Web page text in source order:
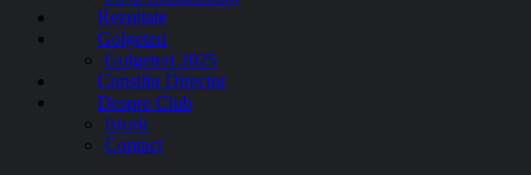
Rezultate
Golgeteri
Golgeteri 2025
Consiliu Director
Despre Club
Istoric
Contact